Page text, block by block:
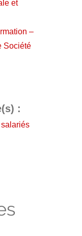
et
–
Société
: